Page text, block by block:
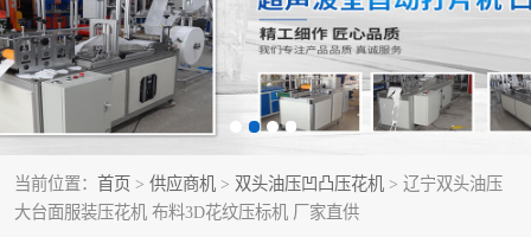
当前位置： 首页 > 供应商机 > 双头油压凹凸压花机 > 辽宁双头油压
大台面服装压花机 布料3D花纹压标机 厂家直供
压花定型机以及压花模具 超声波热合机
高频热合机 超声波花边机
超声波复合压花机 凹凸压花机压标机
3040凹凸压花机 双头服装凹凸压花机